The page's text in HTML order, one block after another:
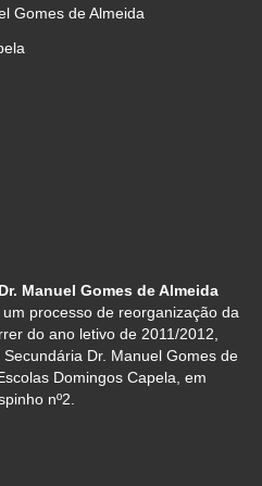
Gomes de Almeida
Manuel Gomes de Almeida
processo de reorganização da
do ano letivo de 2011/2012,
Dr. Manuel Gomes de
Domingos Capela, em
nº2.